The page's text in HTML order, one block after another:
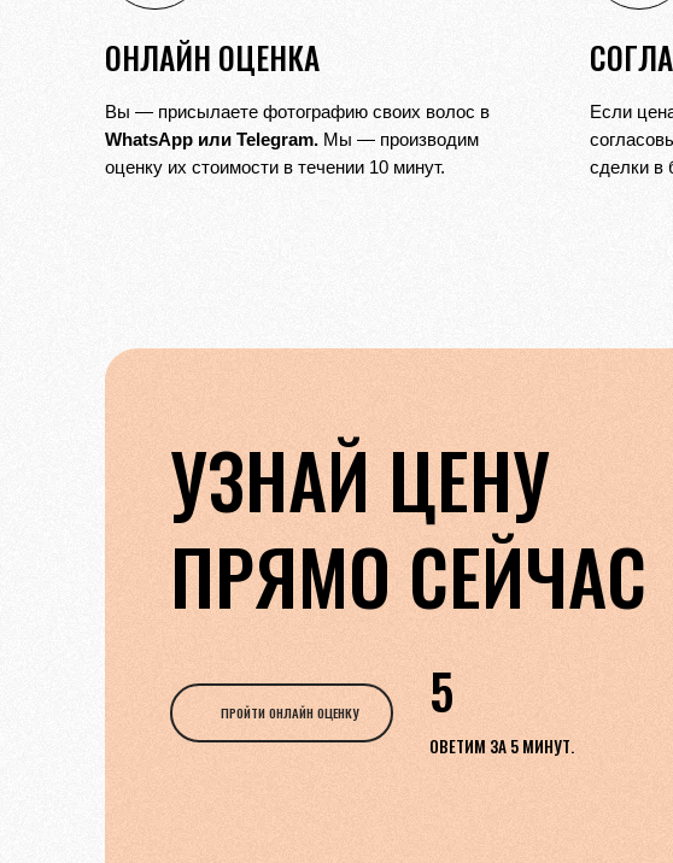
ОНЛАЙН ОЦЕНКА
Вы — присылаете фотографию своих волос в
WhatsApp или Telegram. Мы — производим
оценку их стоимости в течении 10 минут.
Если
сделки в
УЗНАЙ ЦЕНУ
ПРЯМО СЕЙЧАС
ПРОЙТИ ОНЛАЙН ОЦЕНКУ 5
ОВЕТИМ ЗА 5 МИНУТ.